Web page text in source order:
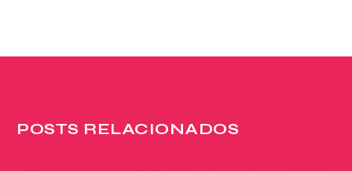
POSTS RELACIONADOS